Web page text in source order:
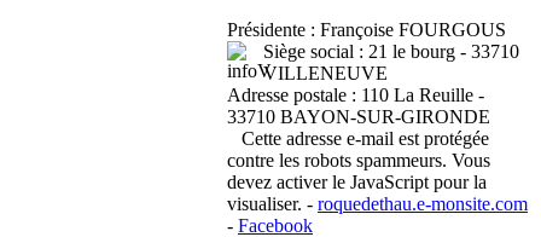
Présidente : Françoise FOURGOUS
Siège social : 21 le bourg - 33710
VILLENEUVE
Adresse postale : 110 La Reuille -
33710 BAYON-SUR-GIRONDE
Cette adresse e-mail est protégée
contre les robots spammeurs. Vous
devez activer le JavaScript pour la
visualiser. - roquedethau.e-monsite.com
- Facebook